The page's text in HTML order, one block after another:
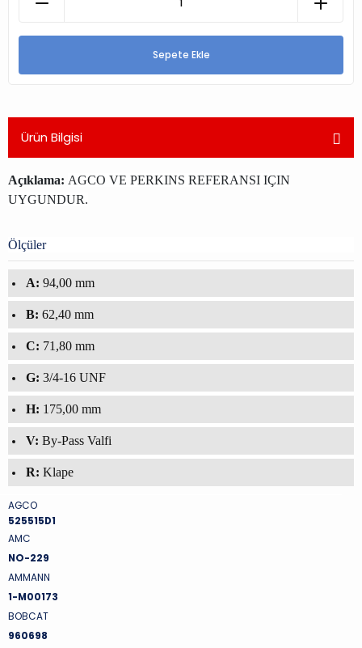
Sepete Ekle
Ürün Bilgisi
Açıklama: AGCO VE PERKINS REFERANSI IÇIN
UYGUNDUR.
Ölçüler
A: 94,00 mm
B: 62,40 mm
C: 71,80 mm
G: 3/4-16 UNF
H: 175,00 mm
V: By-Pass Valfi
R: Klape
AGCO
525515D1
AMC
NO-229
AMMANN
1-M00173
BOBCAT
960698